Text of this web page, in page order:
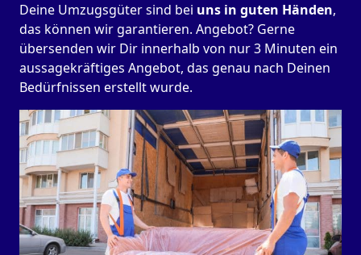
Deine Umzugsgüter sind bei uns in guten Händen,
das können wir garantieren. Angebot? Gerne
übersenden wir Dir innerhalb von nur 3 Minuten ein
aussagekräftiges Angebot, das genau nach Deinen
Bedürfnissen erstellt wurde.